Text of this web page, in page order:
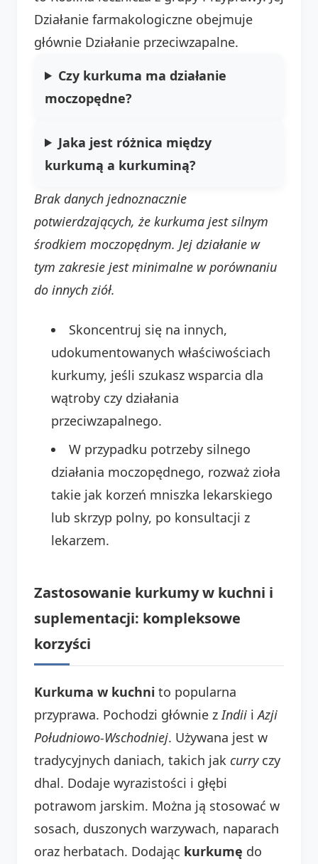
Działanie farmakologiczne obejmuje
głównie Działanie przeciwzapalne.
Czy kurkuma ma działanie
moczopędne?
Jaka jest różnica między
kurkumą a kurkuminą?
Brak danych jednoznacznie
potwierdzających, że kurkuma jest silnym
środkiem moczopędnym. Jej działanie w
tym zakresie jest minimalne w porównaniu
do innych ziół.
Skoncentruj się na innych,
udokumentowanych właściwościach
kurkumy, jeśli szukasz wsparcia dla
wątroby czy działania
przeciwzapalnego.
W przypadku potrzeby silnego
działania moczopędnego, rozważ zioła
takie jak korzeń mniszka lekarskiego
lub skrzyp polny, po konsultacji z
lekarzem.
Zastosowanie kurkumy w kuchni i
suplementacji: kompleksowe
korzyści
Kurkuma w kuchni to popularna
przyprawa. Pochodzi głównie z Indii iAzji
Południowo-Wschodniej. Używana jest w
tradycyjnych daniach, takich jak curryczy
dhal. Dodaje wyrazistości i głębi
potrawom jarskim. Można ją stosować w
sosach, duszonych warzywach, naparach
oraz herbatach. Dodając kurkumę do